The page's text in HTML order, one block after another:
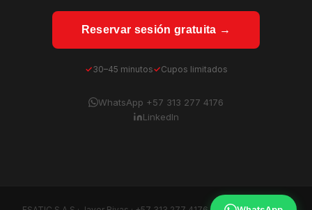
Reservar sesión gratuita →
30–45 minutos Cupos limitados
WhatsApp +57 313 277 4176
LinkedIn